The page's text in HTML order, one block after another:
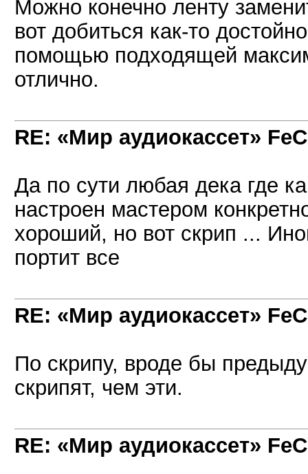
Можно конечно ленту
вот добиться как-то
помощью подходящей
отлично.
RE: «Мир аудиокассет»
Да по сути любая дека где
настроен мастером
хороший, но вот скрип ...
портит все
RE: «Мир аудиокассет»
По скрипу, вроде бы
скрипят, чем эти.
RE: «Мир аудиокассет»